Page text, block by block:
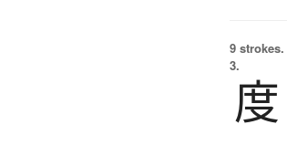
9 strokes.
3.
度